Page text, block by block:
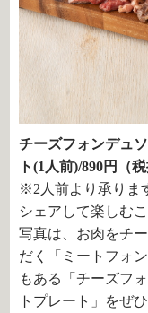
チーズフォンデュ
ト(1人前)/890円（税
※2人前より承りま
シェアして楽しむ
写真は、お肉をチ
だく「ミートフォ
もある「チーズフ
トプレート」をぜ